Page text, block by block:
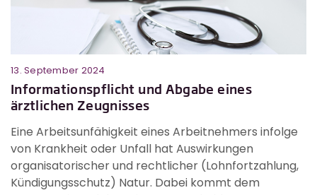
13. September 2024
Informationspflicht und Abgabe eines
ärztlichen Zeugnisses
Eine Arbeitsunfähigkeit eines Arbeitnehmers infolge
von Krankheit oder Unfall hat Auswirkungen
organisatorischer und rechtlicher (Lohnfortzahlung,
Kündigungsschutz) Natur. Dabei kommt dem